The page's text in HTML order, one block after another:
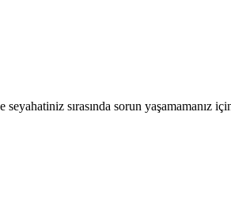
sırasında sorun yaşamamanız